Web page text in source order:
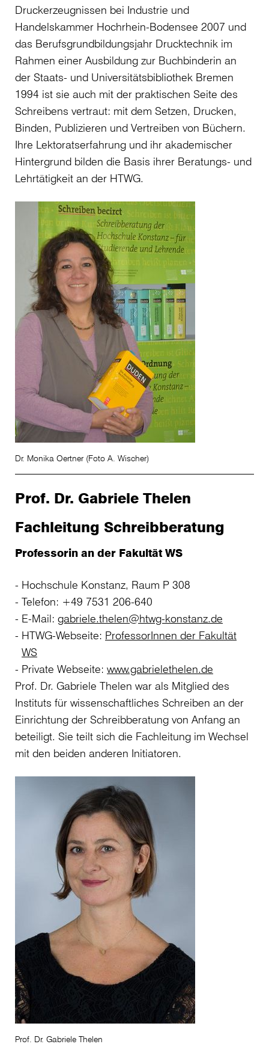
Druckerzeugnissen bei Industrie und
Handelskammer Hochrhein-Bodensee 2007 und
das Berufsgrundbildungsjahr Drucktechnik im
Rahmen einer Ausbildung zur Buchbinderin an
der Staats- und Universitätsbibliothek Bremen
1994 ist sie auch mit der praktischen Seite des
Schreibens vertraut: mit dem Setzen, Drucken,
Binden, Publizieren und Vertreiben von Büchern.
Ihre Lektoratserfahrung und ihr akademischer
Hintergrund bilden die Basis ihrer Beratungs- und
Lehrtätigkeit an der HTWG.
Dr. Monika Oertner (Foto A. Wischer)
Prof. Dr. Gabriele Thelen
Fachleitung Schreibberatung
Professorin an der Fakultät WS
Hochschule Konstanz, Raum P 308
Telefon: +49 7531 206-640
E-Mail: gabriele.thelen@htwg-konstanz.de
HTWG-Webseite: ProfessorInnen der Fakultät
WS
Private Webseite: www.gabrielethelen.de
Prof. Dr. Gabriele Thelen war als Mitglied des
Instituts für wissenschaftliches Schreiben an der
Einrichtung der Schreibberatung von Anfang an
beteiligt. Sie teilt sich die Fachleitung im Wechsel
mit den beiden anderen Initiatoren.
Prof. Dr. Gabriele Thelen